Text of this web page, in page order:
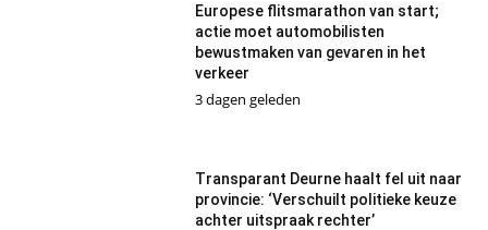
Europese flitsmarathon van start;
actie moet automobilisten
bewustmaken van gevaren in het
verkeer
3 dagen geleden
Transparant Deurne haalt fel uit naar
provincie: ‘Verschuilt politieke keuze
achter uitspraak rechter’